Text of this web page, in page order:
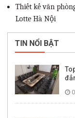
Thiết kế văn
Lotte Hà Nội
TIN NỔI BẬT